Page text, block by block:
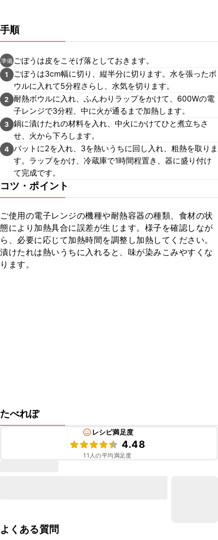
手順
準備 ごぼうは皮をこそげ落としておきます。
1
ごぼうは3cm幅に切り、縦半分に切ります。水を張ったボ
ウルに入れて5分程さらし、水気を切ります。
2
耐熱ボウルに入れ、ふんわりラップをかけて、600Wの電
子レンジで3分程、中に火が通るまで加熱します。
3 鍋に漬けたれの材料を入れ、中火にかけてひと煮立ちさ
せ、火から下ろします。
4 バットに2を入れ、3を熱いうちに回し入れ、粗熱を取りま
す。ラップをかけ、冷蔵庫で1時間程置き、器に盛り付け
て完成です。
コツ・ポイント
ご使用の電子レンジの機種や耐熱容器の種類、食材の状
態により加熱具合に誤差が生じます。様子を確認しなが
ら、必要に応じて加熱時間を調整し加熱してください。
漬けたれは熱いうちに入れると、味が染みこみやすくな
ります。
たべれぽ
レシピ満足度
4.48
11 人の平均満足度
よくある質問